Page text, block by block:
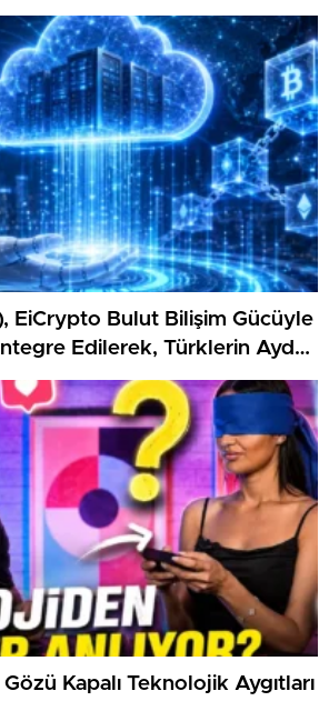
EiCrypto Bulut Bilişim Gücüyle
Edilerek, Türklerin Ayda
Gelir Elde Etmelerine
Oluyor
Kapalı Teknolojik Aygıtları